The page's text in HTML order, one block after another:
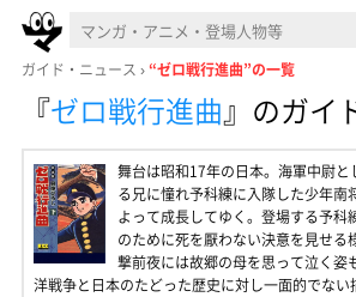
ガイド・ニュース “ゼロ戦行進曲”の一覧
『ゼロ戦行進曲』 のガイ
舞台は昭和17年の日本。海軍中尉と
る兄に憧れ予科練に入隊した少年南
よって成長してゆく。登場する予科
のために死を厭わない決意を見せる
撃前夜には故郷の母を思って泣く姿
洋戦争と日本のたどった歴史に対し一面的でない